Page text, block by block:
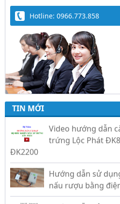
Hotline: 0966.773.858
TIN MỚI
Trứng Giả Lộc Phát
Hiệu Quả Cho Gà,
Video hướng dẫn
trứng Lộc Phát
Hướng dẫn sử
Hướng dẫn sử
chua công nghiệp